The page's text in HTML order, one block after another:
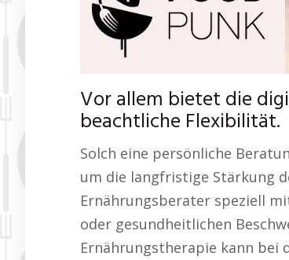
Vor allem bietet die
beachtliche Flexibilität.
Solch eine persönliche
um die langfristige Stärkung
Ernährungsberater speziell
oder gesundheitlichen
Ernährungstherapie kann bei